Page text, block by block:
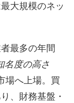
大規模のネッ
最多の年間
名度の高さ
場へ上場。買
、財務基盤・